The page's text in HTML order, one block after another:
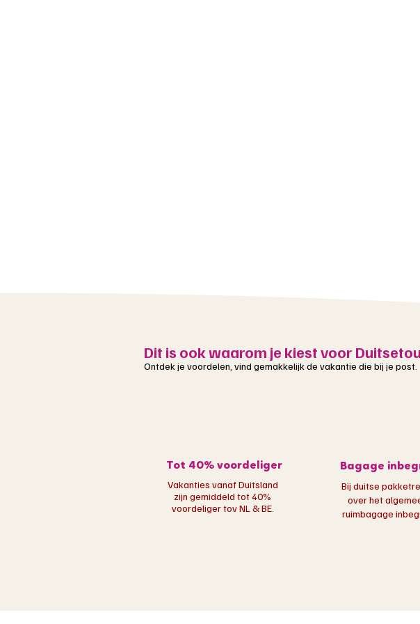
Dit is ook waarom je kiest voor
Ontdek je voordelen, vind gemakkelijk de vakantie die bij je post.
Tot 40% voordeliger
Vakanties vanaf Duitsland
zijn gemiddeld tot 40%
voordeliger tov NL & BE.
Bagage
Bij duitse
over het
ruimbagage